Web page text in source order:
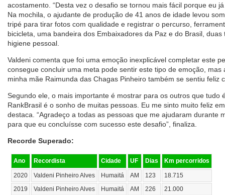
acostamento. “Desta vez o desafio se tornou mais fácil porque eu
Na mochila, o ajudante de produção de 41 anos de idade levou
tripé para tirar fotos com qualidade e registrar o percurso,
bicicleta, uma bandeira dos Embaixadores da Paz e do Brasil,
higiene pessoal.
Valdeni comenta que foi uma emoção inexplicável completar este
consegue concluir uma meta pode sentir este tipo de emoção,
minha mãe Raimunda das Chagas Pinheiro também se sentiu feliz
Segundo ele, o mais importante é mostrar para os outros que tudo
RankBrasil é o sonho de muitas pessoas. Eu me sinto muito feliz
destaca. “Agradeço a todas as pessoas que me ajudaram durante
para que eu concluísse com sucesso este desafio”, finaliza.
Recorde Superado:
Ano Recordista Cidade UF Dias Km percorridos
2020 Valdeni Pinheiro Alves Humaitá AM 123
18.715
2019
Valdeni Pinheiro Alves Humaitá AM 226
21.000